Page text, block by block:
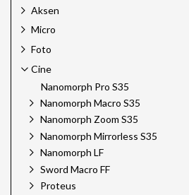
Aksen
Micro
Foto
Cine
Nanomorph Pro S35
Nanomorph Macro S35
Nanomorph Zoom S35
Nanomorph Mirrorless S35
Nanomorph LF
Sword Macro FF
Proteus